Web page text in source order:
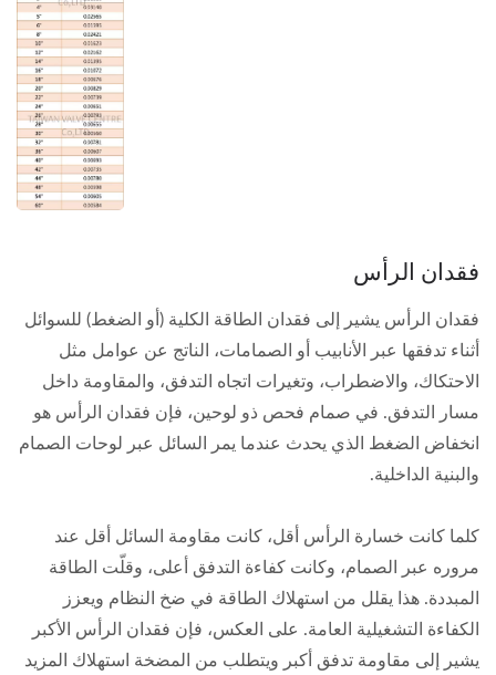
فقدان الرأس
فقدان الرأس يشير إلى فقدان الطاقة الكلية (أو الضغط) للسوائل
أثناء تدفقها عبر الأنابيب أو الصمامات، الناتج عن عوامل مثل
الاحتكاك، والاضطراب، وتغيرات اتجاه التدفق، والمقاومة داخل
مسار التدفق. في صمام فحص ذو لوحين، فإن فقدان الرأس هو
انخفاض الضغط الذي يحدث عندما يمر السائل عبر لوحات الصمام
والبنية الداخلية.
كلما كانت خسارة الرأس أقل، كانت مقاومة السائل أقل عند
مروره عبر الصمام، وكانت كفاءة التدفق أعلى، وقلّت الطاقة
المبددة. هذا يقلل من استهلاك الطاقة في ضخ النظام ويعزز
الكفاءة التشغيلية العامة. على العكس، فإن فقدان الرأس الأكبر
يشير إلى مقاومة تدفق أكبر ويتطلب من المضخة استهلاك المزيد